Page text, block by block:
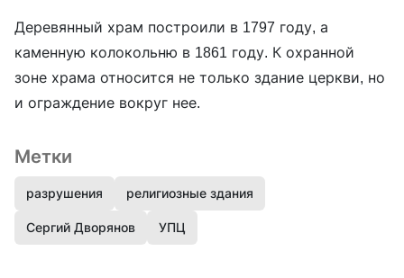
Деревянный храм построили в 1797 году, а
каменную колокольню в 1861 году. К охранной
зоне храма относится не только здание церкви, но
и ограждение вокруг нее.
Метки
разрушения религиозные здания
Сергий Дворянов УПЦ